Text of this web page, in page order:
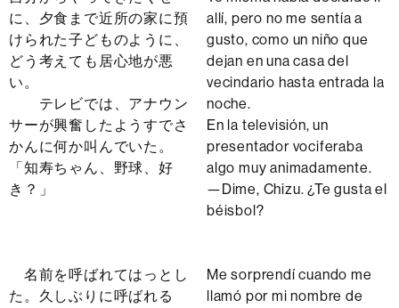
に、夕食まで近所の家に預
けられた子どものように、
どう考えても居心地が悪
い。
テレビでは、アナウン
サーが興奮したようすでさ
かんに何か叫んでいた。
「知寿ちゃん、野球、好
き？」
allí, pero no me sentía a
gusto, como un niño que
dejan en una casa del
vecindario hasta entrada la
noche.
En la televisión, un
presentador vociferaba
algo muy animadamente.
—Dime, Chizu. ¿Te gusta el
béisbol?
名前を呼ばれてはっとし
た。久しぶりに呼ばれる
Me sorprendí cuando me
llamó por mi nombre de